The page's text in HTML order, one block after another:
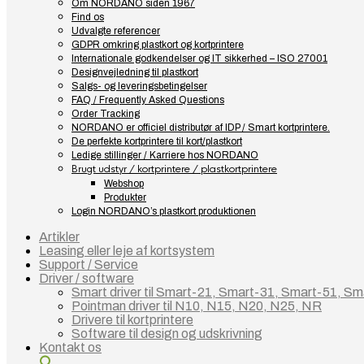
Om NORDANO siden 1967
Find os
Udvalgte referencer
GDPR omkring plastkort og kortprintere
Internationale godkendelser og IT sikkerhed – ISO 27001
Designvejledning til plastkort
Salgs- og leveringsbetingelser
FAQ / Frequently Asked Questions
Order Tracking
NORDANO er officiel distributør af IDP / Smart kortprintere.
De perfekte kortprintere til kort/plastkort
Ledige stillinger / Karriere hos NORDANO
Brugt udstyr / kortprintere / plastkortprintere
Webshop
Produkter
Login NORDANO’s plastkort produktionen
Artikler
Leasing eller leje af kortsystem
Support / Service
Driver / software
Smart driver til Smart-21, Smart-31, Smart-51,
Pointman driver til N10, N15, N20, N25, NR
Drivere til kortprintere
Software til design og udskrivning
Kontakt os